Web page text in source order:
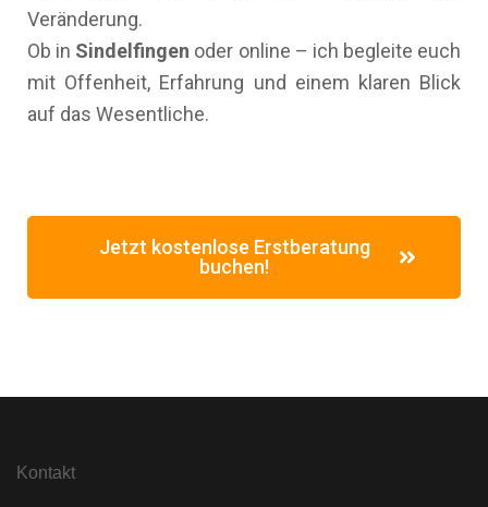
Veränderung.
Ob in Sindelfingen oder online – ich begleite euch
mit Offenheit, Erfahrung und einem klaren Blick
auf das Wesentliche.
Jetzt kostenlose Erstberatung
buchen!
Kontakt